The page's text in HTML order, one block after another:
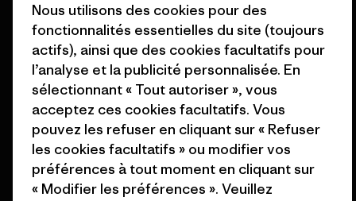
Nos magasins
© 2026 Patagonia, Inc. All Rights Reserved.
français
Nous utilisons des cookies pour des
fonctionnalités essentielles du site (toujours
actifs), ainsi que des cookies facultatifs pour
l’analyse et la publicité personnalisée. En
sélectionnant « Tout autoriser », vous
acceptez ces cookies facultatifs. Vous
pouvez les refuser en cliquant sur « Refuser
les cookies facultatifs » ou modifier vos
préférences à tout moment en cliquant sur
« Modifier les préférences ». Veuillez